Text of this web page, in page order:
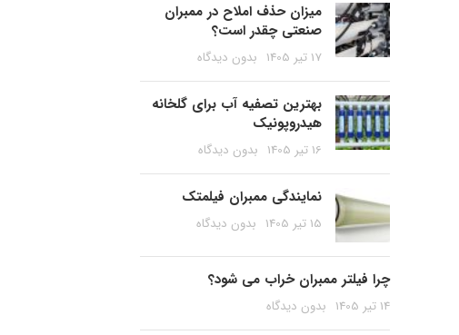
میزان حذف املاح در ممبران
صنعتی چقدر است؟
17 تیر 1405 بدون دیدگاه
بهترین تصفیه آب برای گلخانه
هیدروپونیک
16 تیر 1405 بدون دیدگاه
نمایندگی ممبران فیلمتک
15 تیر 1405 بدون دیدگاه
چرا فیلتر ممبران خراب می شود؟
14 تیر 1405 بدون دیدگاه